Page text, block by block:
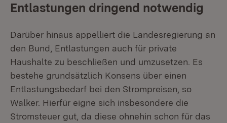
Entlastungen dringend notwendig
Darüber hinaus appelliert die Landesregierung an
den Bund, Entlastungen auch für private
Haushalte zu beschließen und umzusetzen. Es
bestehe grundsätzlich Konsens über einen
Entlastungsbedarf bei den Strompreisen, so
Walker. Hierfür eigne sich insbesondere die
Stromsteuer gut, da diese ohnehin schon für das